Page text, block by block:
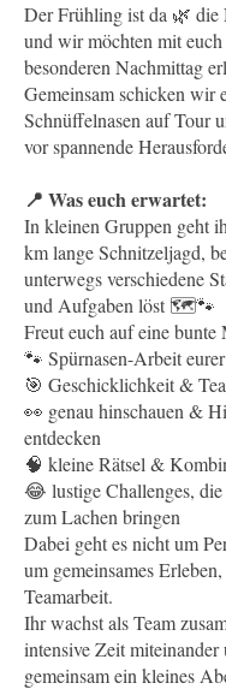
Der Frühling ist da 🌿 die
und wir möchten mit
besonderen Nachmittag
Gemeinsam schicken wir
Schnüffelnasen auf Tour
vor spannende
📍 Was euch erwartet:
In kleinen Gruppen geht
km lange Schnitzeljagd,
unterwegs verschiedene
und Aufgaben löst 🗺️🐾
Freut euch auf eine bunte
🐾 Spürnasen-Arbeit
🎯 Geschicklichkeit &
👀 genau hinschauen &
entdecken
🧠 kleine Rätsel &
😂 lustige Challenges,
zum Lachen bringen
Dabei geht es nicht um
um gemeinsames
Teamarbeit.
Ihr wachst als Team
intensive Zeit miteinander
gemeinsam ein kleines